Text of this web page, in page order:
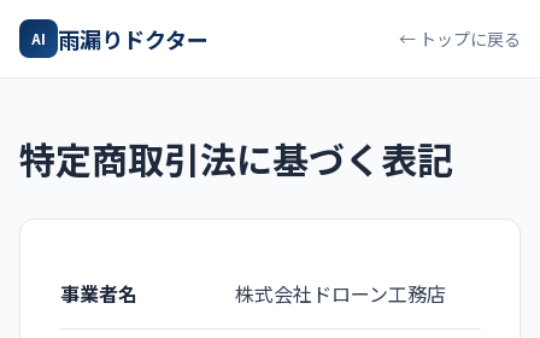
AI 雨漏りドクター ← トップに戻る
特定商取引法に基づく表記
事業者名 株式会社ドローン工務店